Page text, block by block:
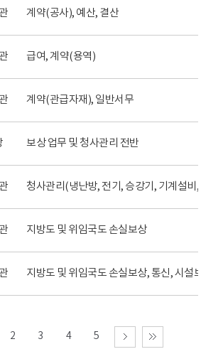
계약(공사), 예산, 결산
급여, 계약(용역)
계약(관급자재), 일반서무
보상 업무 및 청사관리 전반
청사관리(냉난방, 전기, 승강기, 기계설비
지방도 및 위임국도 손실보상
지방도 및 위임국도 손실보상, 통신, 시설
2 3 4 5